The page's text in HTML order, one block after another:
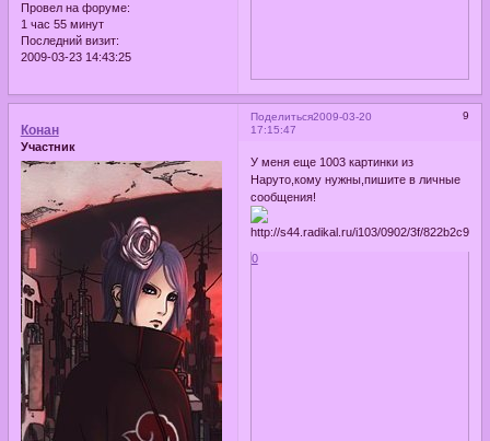
Провел на форуме:
1 час 55 минут
Последний визит:
2009-03-23 14:43:25
Поделиться 9
2009-03-20
17:15:47
Конан
Участник
У меня еще 1003 картинки из
Наруто,кому нужны,пишите в личные
сообщения!
0